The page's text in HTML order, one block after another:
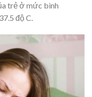
trẻ ở mức bình
độ C.